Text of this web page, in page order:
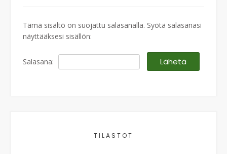
Tämä sisältö on suojattu salasanalla. Syötä salasanasi
näyttääksesi sisällön:
Salasana:
TILASTOT